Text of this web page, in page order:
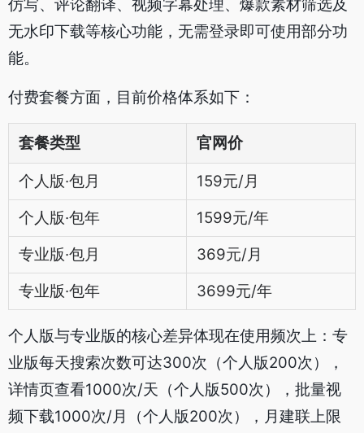
仿写、评论翻译、视频字幕处理、爆款素材筛选及
无水印下载等核心功能，无需登录即可使用部分功
能。
付费套餐方面，目前价格体系如下：
套餐类型 官网价
个人版·包月
159元/月
个人版·包年
1599元/年
专业版·包月
369元/月
专业版·包年
3699元/年
个人版与专业版的核心差异体现在使用频次上：专
业版每天搜索次数可达300次（个人版200次），
详情页查看1000次/天（个人版500次），批量视
频下载1000次/月（个人版200次），月建联上限